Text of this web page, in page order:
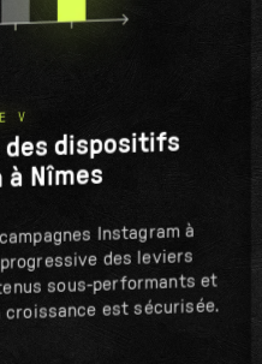
V
dispositifs
Nîmes
Instagram à
des leviers
sous-performants et
est sécurisée.